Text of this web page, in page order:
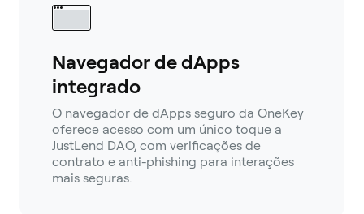
Navegador de dApps
integrado
O navegador de dApps seguro da OneKey
oferece acesso com um único toque a
JustLend DAO, com verificações de
contrato e anti-phishing para interações
mais seguras.